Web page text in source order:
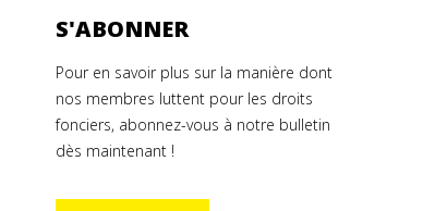
S'ABONNER
Pour en savoir plus sur la manière dont
nos membres luttent pour les droits
fonciers, abonnez-vous à notre bulletin
dès maintenant !